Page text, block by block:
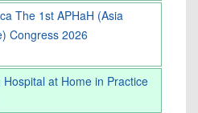
The 1st APHaH (Asia
Congress 2026
at Home in Practice